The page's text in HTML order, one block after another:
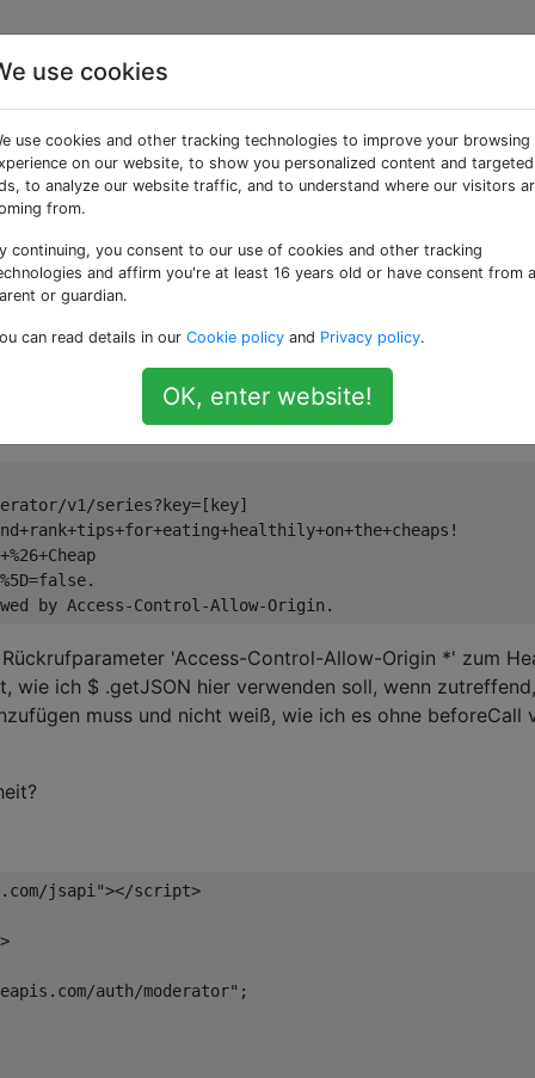
Origin-Fehler
Posts an Google-
Control-Allow-Origin' gelesen, aber ich verstehe nicht,
API, aber wenn ich versuche,eine neue Serie
v1/series?key=[key]
+rank+tips+for+eating+healthily+on+the+cheaps !
+%26+Cheap
%5D=false.
by Access-Control -Allow-Origin .
'Access-Control-Allow-Origin *' zum
wie ich $ .getJSON hier verwenden soll, wenn
muss und nicht weiß, wie ich es ohne beforeCall
jsapi"></script>
>
auth/moderator" ;
use cookies
use cookies and other tracking technologies to improve your browsing
on our website, to show you personalized content and targeted
to analyze our website traffic, and to understand where our visitors
from.
continuing, you consent to our use of cookies and other tracking
and affirm you're at least 16 years old or have consent from a
or guardian.
can read details in our Cookie policy and Privacy policy.
OK, enter website!